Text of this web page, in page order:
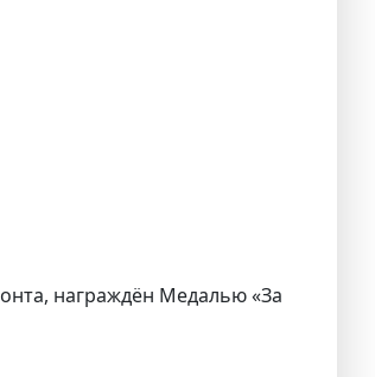
награждён Медалью «За